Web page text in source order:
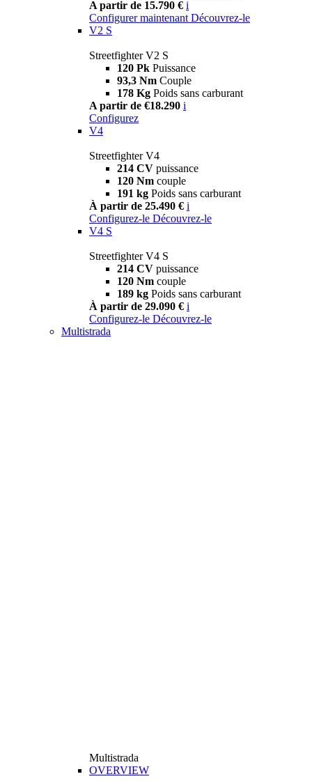
A partir de 15.790 € i
Configurer maintenant Découvrez-le
V2 S
Streetfighter V2 S
120 Pk Puissance
93,3 Nm Couple
178 Kg Poids sans carburant
A partir de €18.290 i
Configurez
V4
Streetfighter V4
214 CV puissance
120 Nm couple
191 kg Poids sans carburant
À partir de 25.490 € i
Configurez-le Découvrez-le
V4 S
Streetfighter V4 S
214 CV puissance
120 Nm couple
189 kg Poids sans carburant
À partir de 29.090 € i
Configurez-le Découvrez-le
Multistrada
Multistrada
OVERVIEW